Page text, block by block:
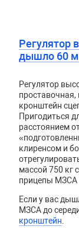
Регулятор
дышло 60
Регулятор
проставочная,
кронштейн
Пригодиться
расстоянием
«
клиренсом и
массой 750 кг
прицепы МЗСА
Если у вас
МЗСА до
кронштейн